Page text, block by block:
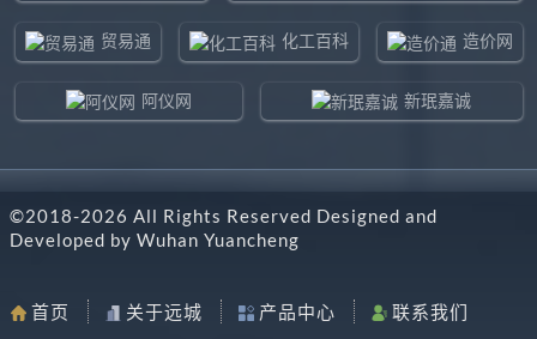
贸易通 化工百科 造价网
阿仪网 新珉嘉诚
东北制造网 药智通
©2018-2026 All Rights Reserved Designed and
Developed by Wuhan Yuancheng
首页 关于远城 产品中心 联系我们